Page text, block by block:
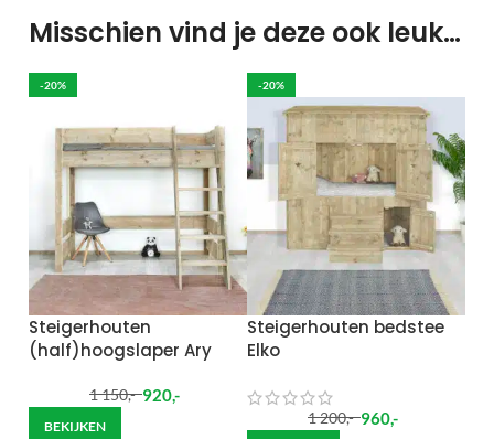
Misschien vind je deze ook leuk…
-20%
Steigerhouten
(half)hoogslaper Ary
1 150,- 920,-
BEKIJKEN
-20%
Steigerhouten bedstee
Elko
1 200,- 960,-